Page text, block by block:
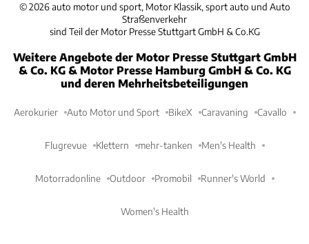
©2026 auto motor und sport, Motor Klassik, sport auto und Auto
Straßenverkehr
sind Teil der Motor Presse Stuttgart GmbH & Co.KG
Weitere Angebote der Motor Presse Stuttgart GmbH
& Co. KG & Motor Presse Hamburg GmbH & Co. KG
und deren Mehrheitsbeteiligungen
Aerokurier Auto Motor und Sport BikeX Caravaning Cavallo
Flugrevue Klettern mehr-tanken Men's Health
Motorradonline Outdoor Promobil Runner's World
Women's Health